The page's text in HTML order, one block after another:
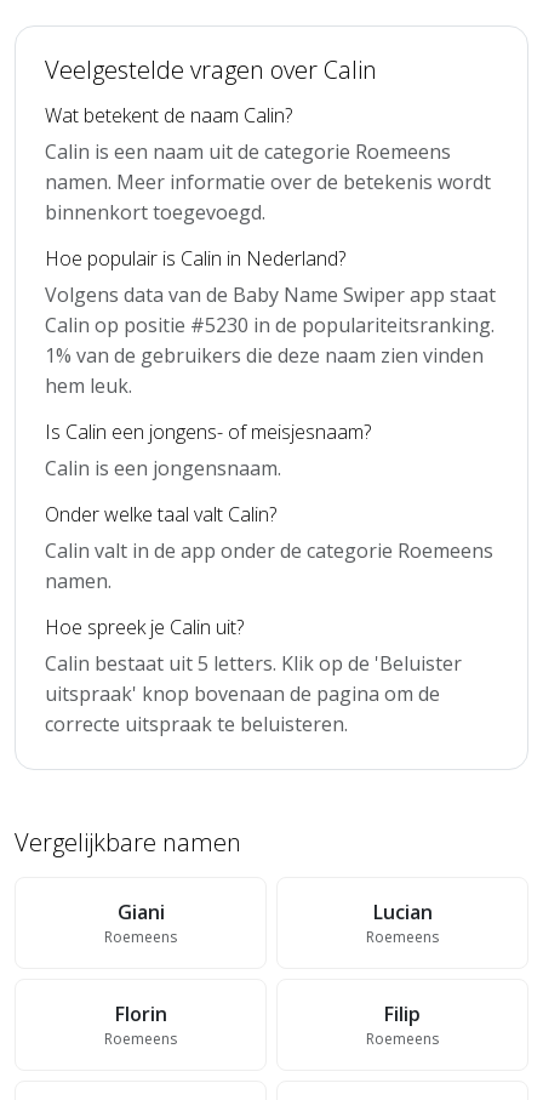
Veelgestelde vragen over Calin
Wat betekent de naam Calin?
Calin is een naam uit de categorie Roemeens
namen. Meer informatie over de betekenis wordt
binnenkort toegevoegd.
Hoe populair is Calin in Nederland?
Volgens data van de Baby Name Swiper app staat
Calin op positie #5230 in de populariteitsranking.
1% van de gebruikers die deze naam zien vinden
hem leuk.
Is Calin een jongens- of meisjesnaam?
Calin is een jongensnaam.
Onder welke taal valt Calin?
Calin valt in de app onder de categorie Roemeens
namen.
Hoe spreek je Calin uit?
Calin bestaat uit 5 letters. Klik op de 'Beluister
uitspraak' knop bovenaan de pagina om de
correcte uitspraak te beluisteren.
Vergelijkbare namen
Giani
Roemeens
Lucian
Roemeens
Florin
Roemeens
Filip
Roemeens